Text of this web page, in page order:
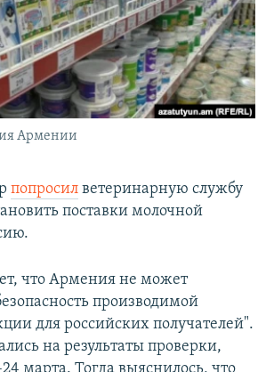
РАССЫЛКУ
РС
Армении
попросил ветеринарную службу
поставки молочной
что Армения не может
производимой
для российских получателей".
на результаты проверки,